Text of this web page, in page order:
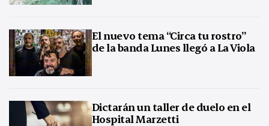
El nuevo tema “Circa tu rostro”
de la banda Lunes llegó a La Viola
Dictarán un taller de duelo en el
Hospital Marzetti